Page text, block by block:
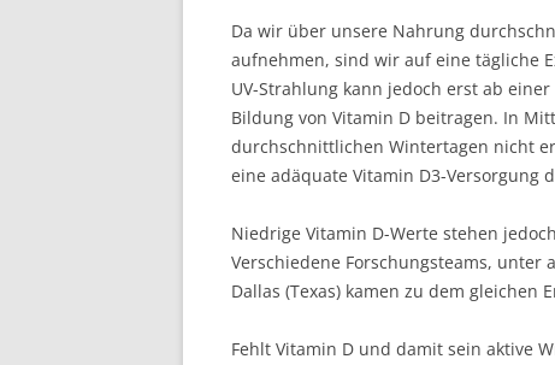
Da wir über unsere Nahrung
aufnehmen, sind wir auf eine tägliche
UV-Strahlung kann jedoch erst ab
Bildung von Vitamin D beitragen. In
durchschnittlichen Wintertagen nicht
eine adäquate Vitamin D3-Versorgung
Niedrige Vitamin D-Werte stehen
Verschiedene Forschungsteams, unter
Dallas (Texas) kamen zu dem gleichen
Fehlt Vitamin D und damit sein aktive